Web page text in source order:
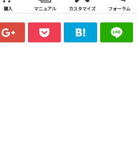
購入 マニュアル カスタマイズ フォーラム